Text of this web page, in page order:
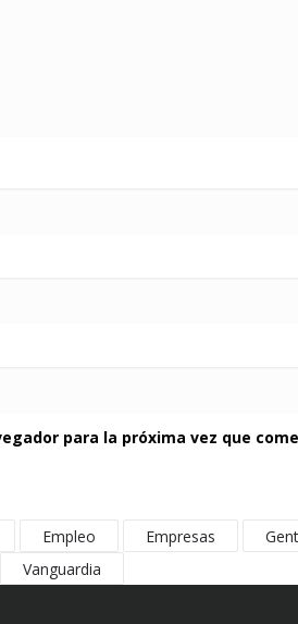
para la próxima vez que
Empleo Empresas
Vanguardia